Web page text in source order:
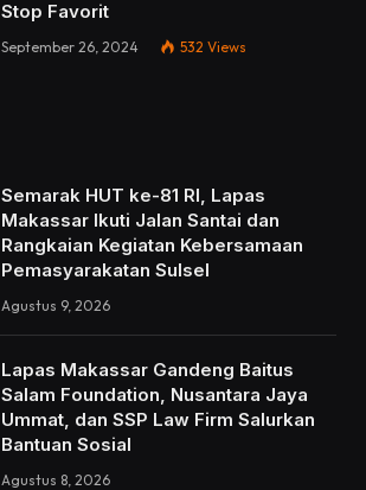
Stop Favorit
September 26, 2024 532 Views
Semarak HUT ke-81 RI, Lapas
Makassar Ikuti Jalan Santai dan
Rangkaian Kegiatan Kebersamaan
Pemasyarakatan Sulsel
Agustus 9, 2026
Lapas Makassar Gandeng Baitus
Salam Foundation, Nusantara Jaya
Ummat, dan SSP Law Firm Salurkan
Bantuan Sosial
Agustus 8, 2026